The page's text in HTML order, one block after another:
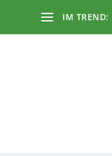
IM TREND: